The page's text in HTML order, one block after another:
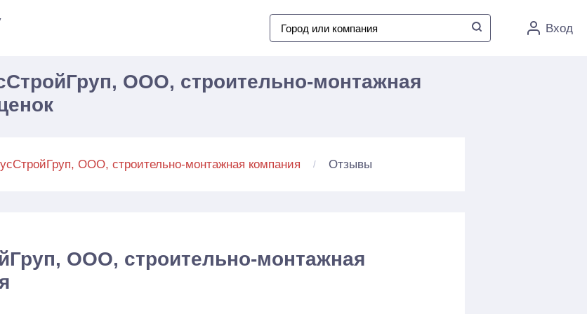
Вход
ООО, строительно-монтажная
ООО, строительно-монтажная компания Отзывы
ООО, строительно-монтажная